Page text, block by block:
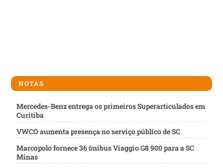
NOTAS
Mercedes-Benz entrega os primeiros Superarticulados em
Curitiba
VWCO aumenta presença no serviço público de SC
Marcopolo fornece 36 ônibus Viaggio G8 900 para a SC
Minas